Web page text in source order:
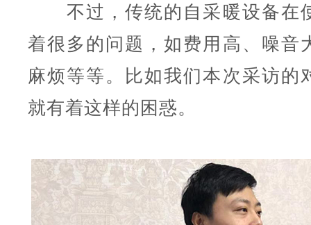
不过，传统的自采暖设备在
着很多的问题，如费用高、噪音
麻烦等等。比如我们本次采访的
就有着这样的困惑。